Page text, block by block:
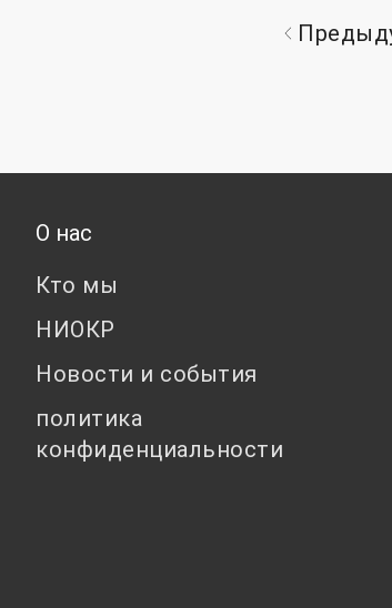
О нас
Кто мы
НИОКР
Новости и события
политика
конфиденциальности